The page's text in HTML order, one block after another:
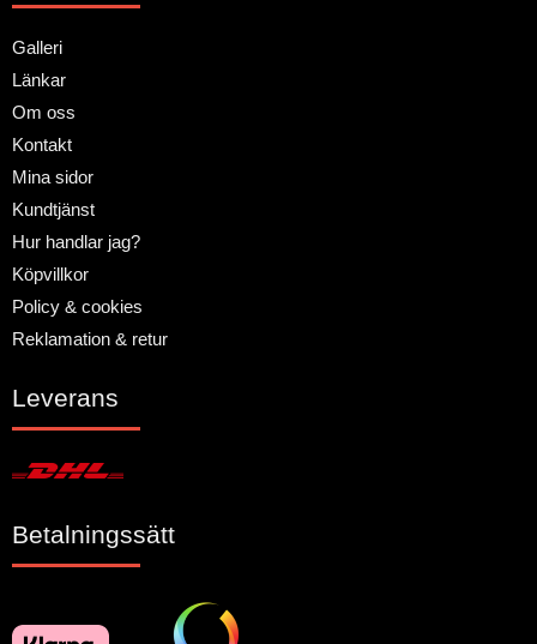
Galleri
Länkar
Om oss
Kontakt
Mina sidor
Kundtjänst
Hur handlar jag?
Köpvillkor
Policy & cookies
Reklamation & retur
Leverans
Betalningssätt